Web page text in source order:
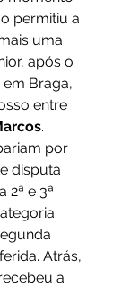
permitiu a
uma
após o
Braga,
entre
.
por
disputa
2ª e 3ª
Atrás,
a